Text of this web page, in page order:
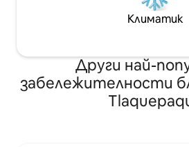
Климатик
Други най-
забележителности